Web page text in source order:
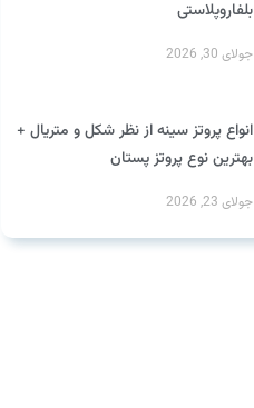
بلفاروپلاستی
جولای 30, 2026
انواع پروتز سینه از نظر شکل و متریال +
بهترین نوع پروتز پستان
جولای 23, 2026